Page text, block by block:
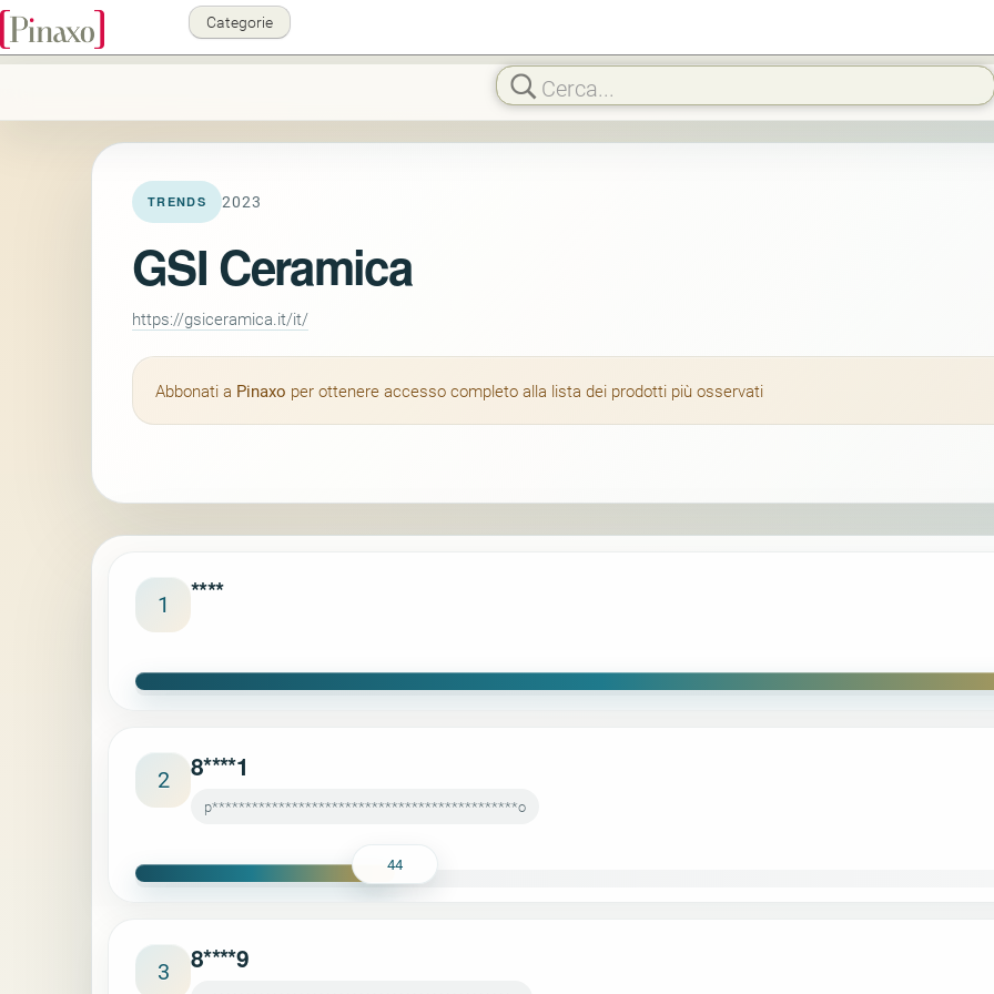
Categorie
TRENDS 2023
GSI Ceramica
https://gsiceramica.it/it/
Abbonati a Pinaxo per ottenere accesso completo alla lista dei prodotti più osservati
1 ****
2 8****1
p**********************************************o
44
3 8****9